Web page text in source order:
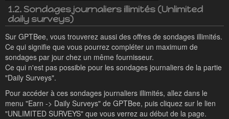
1.2. Sondages journaliers illimités (Unlimited
daily surveys)
Sur GPTBee, vous trouverez aussi des offres de sondages illimités.
Ce qui signifie que vous pourrez compléter un maximum de
sondages par jour chez un même fournisseur.
Ce qui n'est pas possible pour les sondages journaliers de la partie
"Daily Surveys".
Pour accéder à ces sondages journaliers illimités, allez dans le
menu "Earn -> Daily Surveys" de GPTBee, puis cliquez sur le lien
"UNLIMITED SURVEYS" que vous verrez au début de la page.